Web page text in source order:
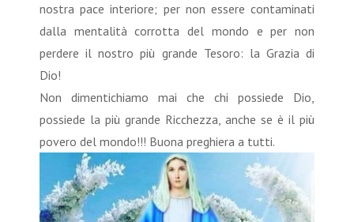
nostra pace interiore; per non essere contaminati
dalla mentalità corrotta del mondo e per non
perdere il nostro più grande Tesoro: la Grazia di
Dio!
Non dimentichiamo mai che chi possiede Dio,
possiede la più grande Ricchezza, anche se è il più
povero del mondo!!! Buona preghiera a tutti.